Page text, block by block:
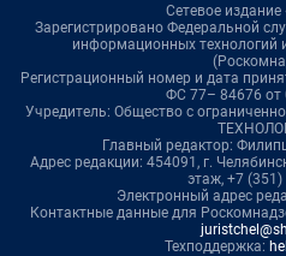
Сетевое издание
Зарегистрировано Федеральной
информационных технологий
Регистрационный номер и дата
ФС 77– 84676 от
Учредитель: Общество с
Главный редактор:
Адрес редакции: 454091, г.
этаж, +7 (351)
Электронный адрес
Контактные данные для
Техподдержка: